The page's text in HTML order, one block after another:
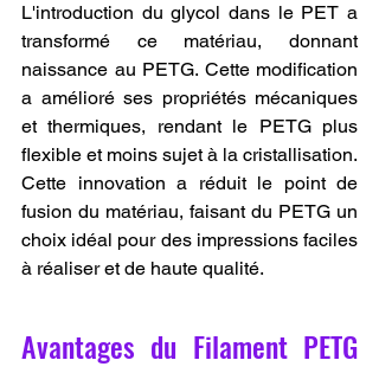
L'introduction du glycol dans le PET a
transformé ce matériau, donnant
naissance au PETG. Cette modification
a amélioré ses propriétés mécaniques
et thermiques, rendant le PETG plus
flexible et moins sujet à la cristallisation.
Cette innovation a réduit le point de
fusion du matériau, faisant du PETG un
choix idéal pour des impressions faciles
à réaliser et de haute qualité.
Avantages du Filament PETG